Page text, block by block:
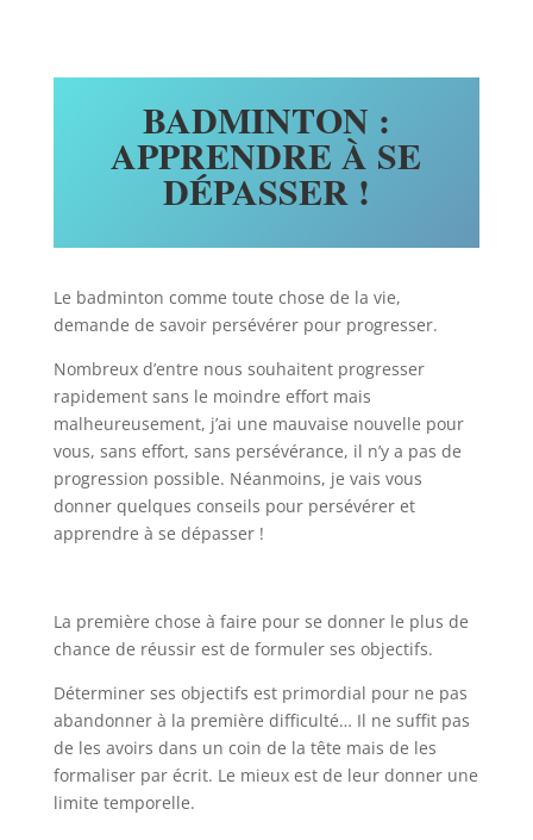
BADMINTON :
APPRENDRE À SE
DÉPASSER !
Le badminton comme toute chose de la vie,
demande de savoir persévérer pour progresser.
Nombreux d’entre nous souhaitent progresser
rapidement sans le moindre effort mais
malheureusement, j’ai une mauvaise nouvelle pour
vous, sans effort, sans persévérance, il n’y a pas de
progression possible. Néanmoins, je vais vous
donner quelques conseils pour persévérer et
apprendre à se dépasser !
La première chose à faire pour se donner le plus de
chance de réussir est de formuler ses objectifs.
Déterminer ses objectifs est primordial pour ne pas
abandonner à la première difficulté… Il ne suffit pas
de les avoirs dans un coin de la tête mais de les
formaliser par écrit. Le mieux est de leur donner une
limite temporelle.